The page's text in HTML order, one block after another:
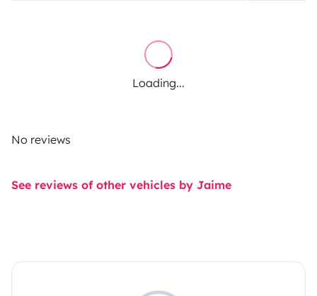
Loading...
No reviews
See reviews of other vehicles by Jaime